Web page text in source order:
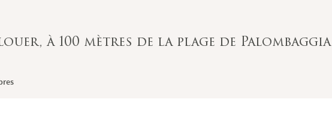
à 100 mètres de la plage de Palombaggia